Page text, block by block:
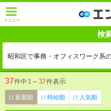
メニュー
検
昭和区で事務・オフィスワーク系
37件中1 ～ 37件表示
新着順 時給順 人気順